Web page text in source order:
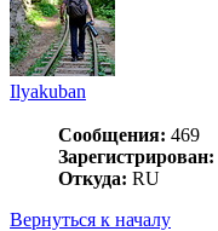
Ilyakuban
Сообщения: 469
Зарегистрирован:
Откуда: RU
Вернуться к началу